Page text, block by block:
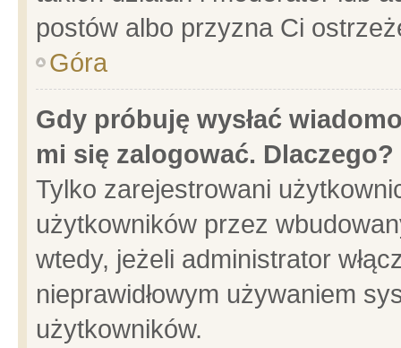
postów albo przyzna Ci
Góra
Gdy próbuję wysłać
mi się zalogować. Dlaczego?
Tylko zarejestrowani
użytkowników przez
wtedy, jeżeli administrator
nieprawidłowym używaniem
użytkowników.